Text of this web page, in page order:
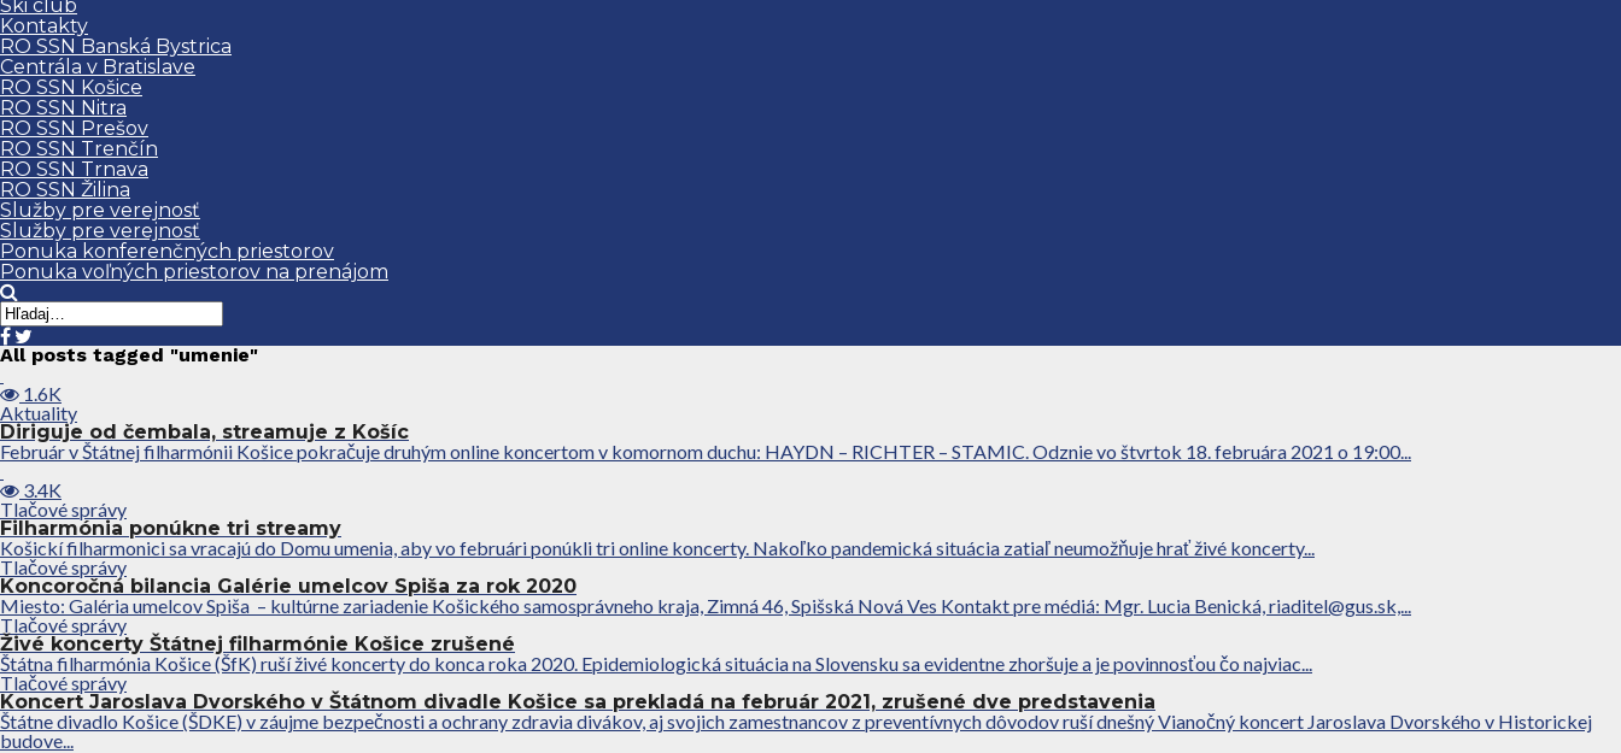
Ski club
Kontakty
RO SSN Banská Bystrica
Centrála v Bratislave
RO SSN Košice
RO SSN Nitra
RO SSN Prešov
RO SSN Trenčín
RO SSN Trnava
RO SSN Žilina
Služby pre verejnosť
Služby pre verejnosť
Ponuka konferenčných priestorov
Ponuka voľných priestorov na prenájom
All posts tagged "umenie"
1.6K
Aktuality
Diriguje od čembala, streamuje z Košíc
Február v Štátnej filharmónii Košice pokračuje druhým online koncertom v komornom duchu: HAYDN – RICHTER – STAMIC. Odznie vo štvrtok 18. februára 2021 o 19:00...
3.4K
Tlačové správy
Filharmónia ponúkne tri streamy
Košickí filharmonici sa vracajú do Domu umenia, aby vo februári ponúkli tri online koncerty. Nakoľko pandemická situácia zatiaľ neumožňuje hrať živé koncerty...
Tlačové správy
Koncoročná bilancia Galérie umelcov Spiša za rok 2020
Miesto: Galéria umelcov Spiša – kultúrne zariadenie Košického samosprávneho kraja, Zimná 46, Spišská Nová Ves Kontakt pre médiá: Mgr. Lucia Benická, riaditel@gus.sk,...
Tlačové správy
Živé koncerty Štátnej filharmónie Košice zrušené
Štátna filharmónia Košice (ŠfK) ruší živé koncerty do konca roka 2020. Epidemiologická situácia na Slovensku sa evidentne zhoršuje a je povinnosťou čo najviac...
Tlačové správy
Koncert Jaroslava Dvorského v Štátnom divadle Košice sa prekladá na február 2021, zrušené dve predstavenia
Štátne divadlo Košice (ŠDKE) v záujme bezpečnosti a ochrany zdravia divákov, aj svojich zamestnancov z preventívnych dôvodov ruší dnešný Vianočný koncert Jaroslava Dvorského v Historickej
budove...